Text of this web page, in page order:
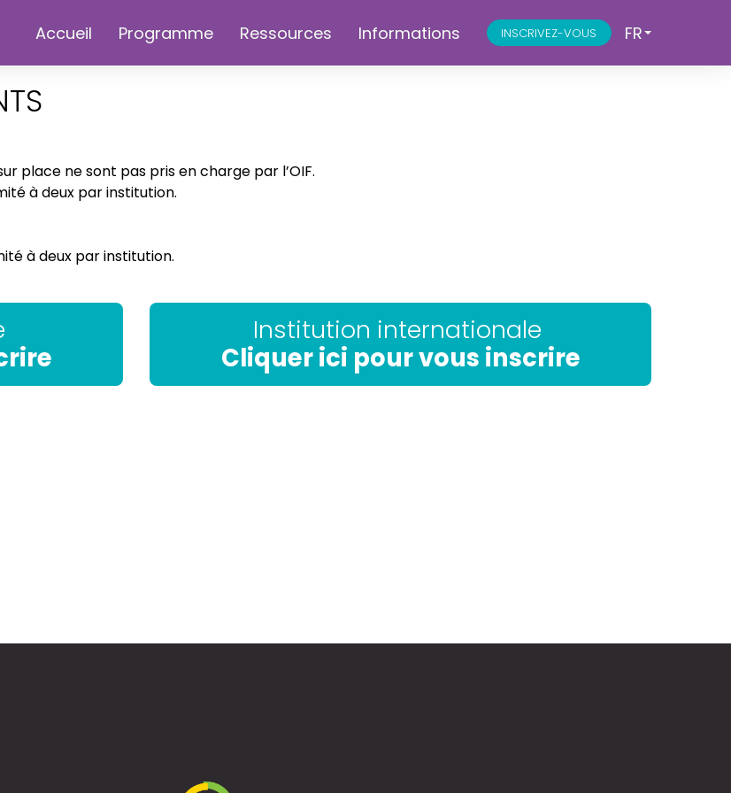
Accueil Programme Ressources Informations INSCRIVEZ-VOUS FR
place ne sont pas pris en charge par l’OIF.
à deux par institution.
à deux par institution.
Institution internationale
Cliquer ici pour vous inscrire